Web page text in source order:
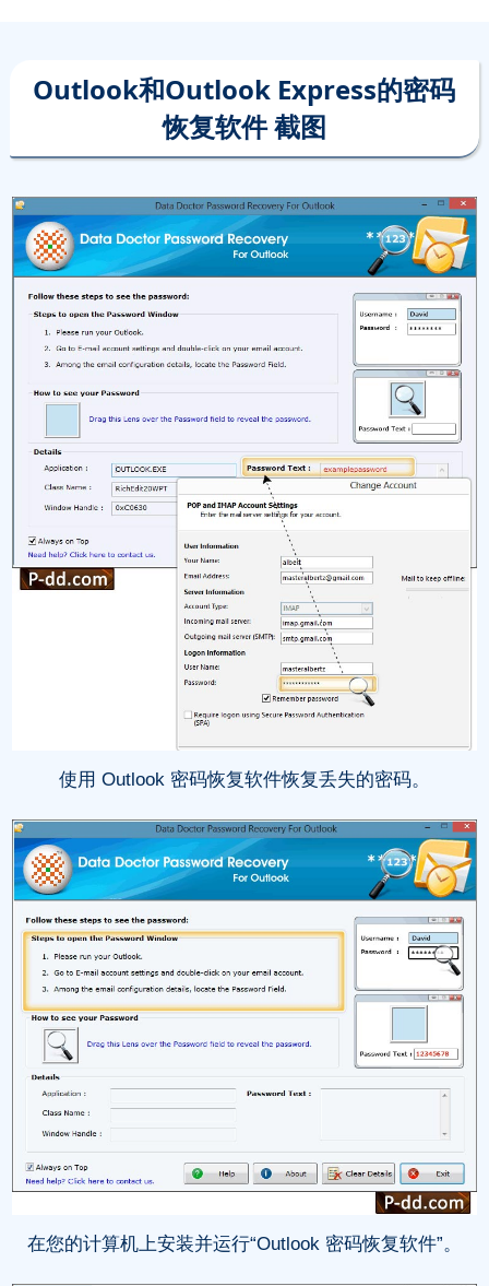
Outlook和Outlook Express的密码
恢复软件 截图
使用 Outlook 密码恢复软件恢复丢失的密码。
在您的计算机上安装并运行“Outlook 密码恢复软件”。